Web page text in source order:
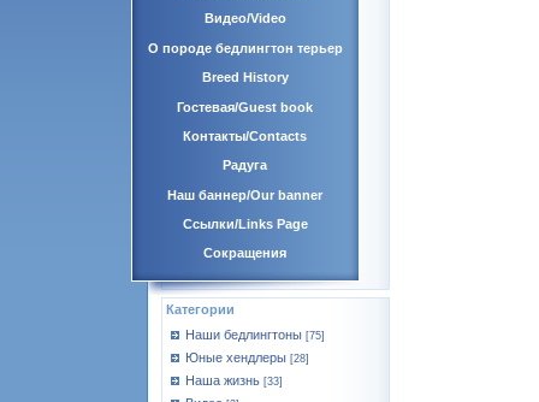
Видео/Video
О породе бедлингтон терьер
Breed History
Гостевая/Guest book
Контакты/Contacts
Радуга
Наш баннер/Our banner
Ссылки/Links Page
Сокращения
Категории
Наши бедлингтоны [75]
Юные хендлеры [28]
Наша жизнь [33]